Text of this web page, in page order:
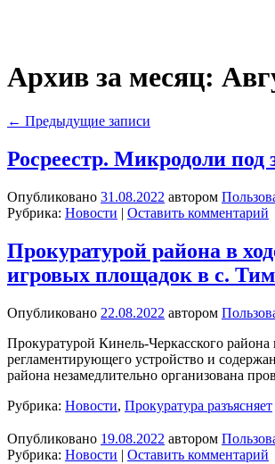
Архив за месяц:
← Предыдущие записи
Росреестр. Микродоли под
Опубликовано 31.08.2022 автором
Рубрика: Новости | Оставить комментарий
Прокуратурой района в
игровых площадок в с.
Опубликовано 22.08.2022 автором
Прокуратурой Кинель-Черкасского района
регламентирующего устройство и
района незамедлительно организована
Рубрика: Новости, Прокуратура разъясняет
Опубликовано 19.08.2022 автором
Рубрика: Новости | Оставить комментарий